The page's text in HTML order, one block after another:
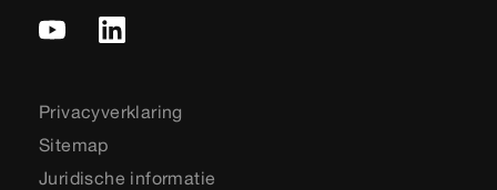
Privacyverklaring
Sitemap
Juridische informatie